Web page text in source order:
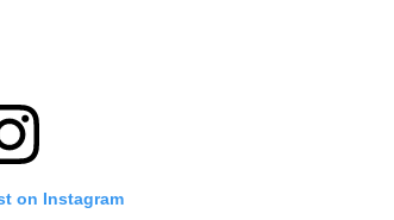
on Instagram